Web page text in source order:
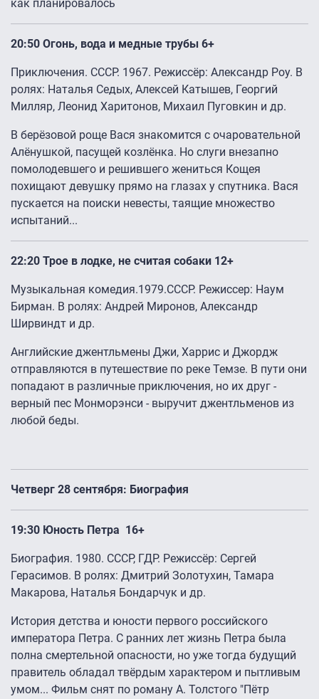
как планировалось
20:50 Огонь, вода и медные трубы 6+
Приключения. СССР. 1967. Режиссёр: Александр Роу. В
ролях: Наталья Седых, Алексей Катышев, Георгий
Милляр, Леонид Харитонов, Михаил Пуговкин и др.
В берёзовой роще Вася знакомится с очаровательной
Алёнушкой, пасущей козлёнка. Но слуги внезапно
помолодевшего и решившего жениться Кощея
похищают девушку прямо на глазах у спутника. Вася
пускается на поиски невесты, таящие множество
испытаний...
22:20 Трое в лодке, не считая собаки 12+
Музыкальная комедия.1979.СССР. Режиссер: Наум
Бирман. В ролях: Андрей Миронов, Александр
Ширвиндт и др.
Английские джентльмены Джи, Харрис и Джордж
отправляются в путешествие по реке Темзе. В пути они
попадают в различные приключения, но их друг -
верный пес Монморэнси - выручит джентльменов из
любой беды.
Четверг 28 сентября: Биография
19:30 Юность Петра 16+
Биография. 1980. СССР, ГДР. Режиссёр: Сергей
Герасимов. В ролях: Дмитрий Золотухин, Тамара
Макарова, Наталья Бондарчук и др.
История детства и юности первого российского
императора Петра. С ранних лет жизнь Петра была
полна смертельной опасности, но уже тогда будущий
правитель обладал твёрдым характером и пытливым
умом... Фильм снят по роману А. Толстого "Пётр